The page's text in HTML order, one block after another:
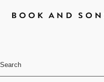
Search